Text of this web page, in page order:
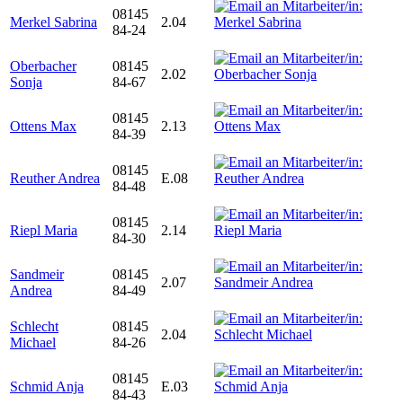
Merkel Sabrina
08145
84-24
2.04
Oberbacher
Sonja
08145
84-67
2.02
Ottens Max
08145
84-39
2.13
Reuther Andrea
08145
84-48
E.08
Riepl Maria
08145
84-30
2.14
Sandmeir
Andrea
08145
84-49
2.07
Schlecht
Michael
08145
84-26
2.04
Schmid Anja
08145
84-43
E.03